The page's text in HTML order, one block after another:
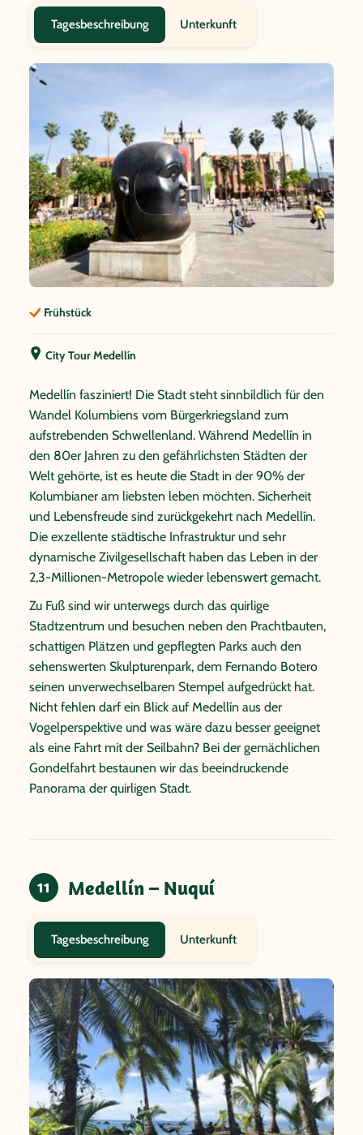
Tagesbeschreibung Unterkunft
Frühstück
City Tour Medellín
Medellín fasziniert! Die Stadt steht sinnbildlich für den
Wandel Kolumbiens vom Bürgerkriegsland zum
aufstrebenden Schwellenland. Während Medellín in
den 80er Jahren zu den gefährlichsten Städten der
Welt gehörte, ist es heute die Stadt in der 90% der
Kolumbianer am liebsten leben möchten. Sicherheit
und Lebensfreude sind zurückgekehrt nach Medellín.
Die exzellente städtische Infrastruktur und sehr
dynamische Zivilgesellschaft haben das Leben in der
2,3-Millionen-Metropole wieder lebenswert gemacht.
Zu Fuß sind wir unterwegs durch das quirlige
Stadtzentrum und besuchen neben den Prachtbauten,
schattigen Plätzen und gepflegten Parks auch den
sehenswerten Skulpturenpark, dem Fernando Botero
seinen unverwechselbaren Stempel aufgedrückt hat.
Nicht fehlen darf ein Blick auf Medellín aus der
Vogelperspektive und was wäre dazu besser geeignet
als eine Fahrt mit der Seilbahn? Bei der gemächlichen
Gondelfahrt bestaunen wir das beeindruckende
Panorama der quirligen Stadt.
11 Medellín – Nuquí
Tagesbeschreibung Unterkunft